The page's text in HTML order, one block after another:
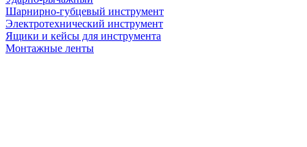
Шарнирно-губцевый инструмент
Электротехнический инструмент
Ящики и кейсы для инструмента
Монтажные ленты